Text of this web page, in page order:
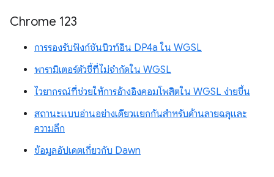
Chrome 123
การรองรับฟังก์ชันบิวท์อิน DP4a ใน WGSL
พารามิเตอร์ตัวชี้ที่ไม่จำกัดใน WGSL
ไวยากรณ์ที่ช่วยให้การอ้างอิงคอมโพสิตใน WGSL ง่ายขึ้น
สถานะแบบอ่านอย่างเดียวแยกกันสำหรับด้านลายฉลุและ
ความลึก
ข้อมูลอัปเดตเกี่ยวกับ Dawn